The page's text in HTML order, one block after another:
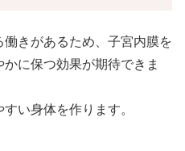
きがあるため、子宮内膜を
に保つ効果が期待できま
い身体を作ります。